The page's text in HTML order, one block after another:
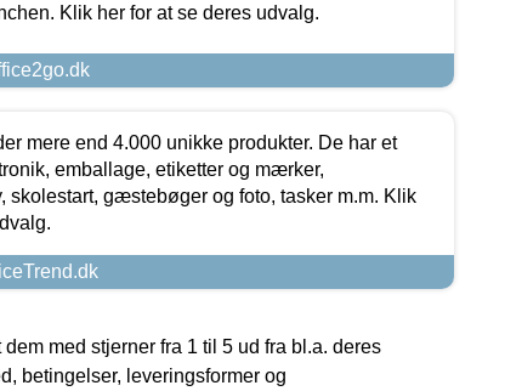
Klik her for at se deres udvalg.
mere end 4.000 unikke produkter. De har et
emballage, etiketter og mærker,
skolestart, gæstebøger og foto, tasker m.m. Klik
med stjerner fra 1 til 5 ud fra bl.a. deres
betingelser, leveringsformer og